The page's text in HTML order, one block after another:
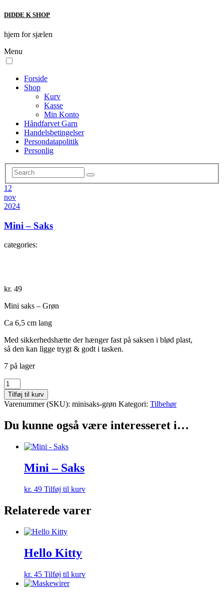
DIDDE K SHOP
hjem for sjælen
Menu
Forside
Shop
Kurv
Kasse
Min Konto
Håndfarvet Garn
Handelsbetingelser
Persondatapolitik
Personlig
12
nov
2024
Mini – Saks
categories:
kr. 49
Mini saks – Grøn
Ca 6,5 cm lang
Med sikkerhedshætte der hænger fast på saksen i blød plast,
så den kan ligge trygt & godt i tasken.
7 på lager
Mini
-
Saks
antal
Tilføj til kurv
Varenummer (SKU): minisaks-grøn Kategori: Tilbehør
Du kunne også være interesseret i…
Mini – Saks
kr. 49 Tilføj til kurv
Relaterede varer
Hello Kitty
kr. 45 Tilføj til kurv